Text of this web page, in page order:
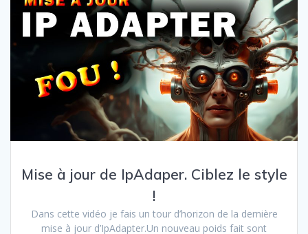
Mise à jour de IpAdaper. Ciblez le style
!
Dans cette vidéo je fais un tour d’horizon de la dernière
mise à jour d’IpAdapter.Un nouveau poids fait sont